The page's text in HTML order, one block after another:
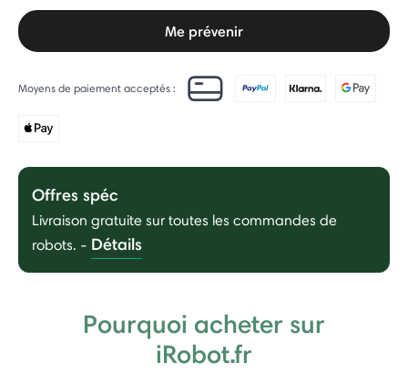
Me prévenir
Moyens de paiement acceptés :
Offres spéc
Livraison gratuite sur toutes les commandes de
robots. - Détails
Pourquoi acheter sur
iRobot.fr